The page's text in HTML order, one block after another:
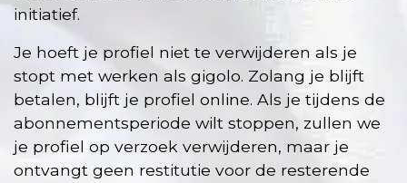
initiatief.
Je hoeft je profiel niet te verwijderen als je
stopt met werken als gigolo. Zolang je blijft
betalen, blijft je profiel online. Als je tijdens de
abonnementsperiode wilt stoppen, zullen we
je profiel op verzoek verwijderen, maar je
ontvangt geen restitutie voor de resterende